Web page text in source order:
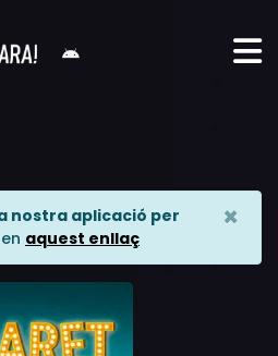
nostra aplicació per
aquest enllaç
×